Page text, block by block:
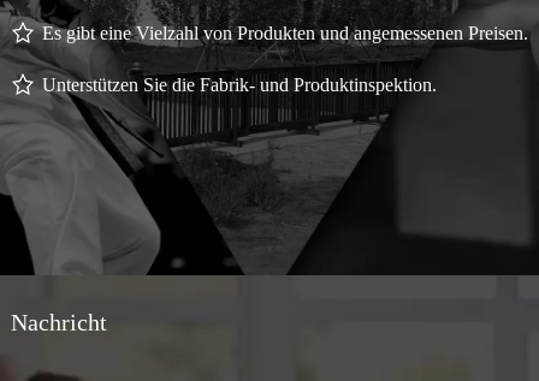
Es gibt eine Vielzahl von Produkten und angemessenen Preisen.
Unterstützen Sie die Fabrik- und Produktinspektion.
Nachricht